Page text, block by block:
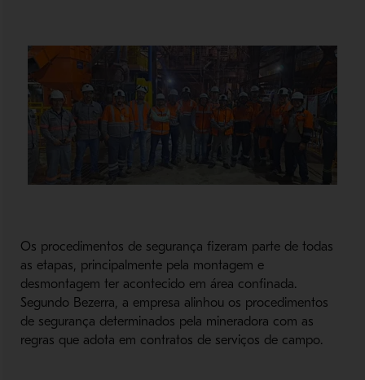
Os procedimentos de segurança fizeram parte de todas
as etapas, principalmente pela montagem e
desmontagem ter acontecido em área confinada.
Segundo Bezerra, a empresa alinhou os procedimentos
de segurança determinados pela mineradora com as
regras que adota em contratos de serviços de campo.